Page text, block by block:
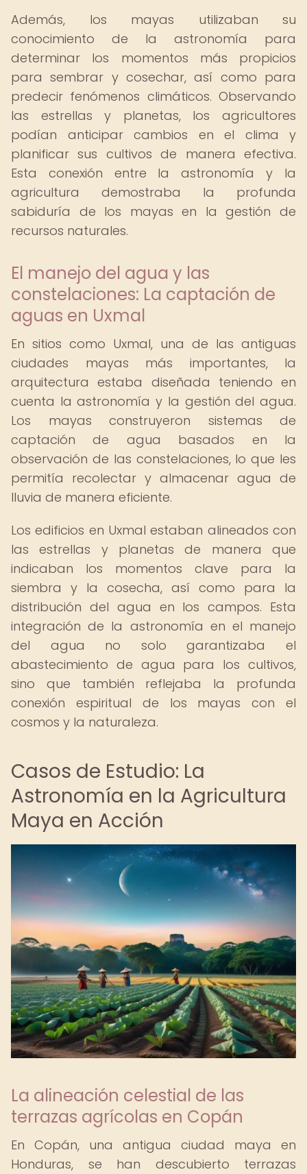
Además, los mayas utilizaban su
conocimiento de la astronomía para
determinar los momentos más propicios
para sembrar y cosechar, así como para
predecir fenómenos climáticos. Observando
las estrellas y planetas, los agricultores
podían anticipar cambios en el clima y
planificar sus cultivos de manera efectiva.
Esta conexión entre la astronomía y la
agricultura demostraba la profunda
sabiduría de los mayas en la gestión de
recursos naturales.
El manejo del agua y las
constelaciones: La captación de
aguas en Uxmal
En sitios como Uxmal, una de las antiguas
ciudades mayas más importantes, la
arquitectura estaba diseñada teniendo en
cuenta la astronomía y la gestión del agua.
Los mayas construyeron sistemas de
captación de agua basados en la
observación de las constelaciones, lo que les
permitía recolectar y almacenar agua de
lluvia de manera eficiente.
Los edificios en Uxmal estaban alineados con
las estrellas y planetas de manera que
indicaban los momentos clave para la
siembra y la cosecha, así como para la
distribución del agua en los campos. Esta
integración de la astronomía en el manejo
del agua no solo garantizaba el
abastecimiento de agua para los cultivos,
sino que también reflejaba la profunda
conexión espiritual de los mayas con el
cosmos y la naturaleza.
Casos de Estudio: La
Astronomía en la Agricultura
Maya en Acción
La alineación celestial de las
terrazas agrícolas en Copán
En Copán, una antigua ciudad maya en
Honduras, se han descubierto terrazas